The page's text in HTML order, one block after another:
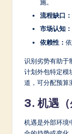
施。
流程缺口：
市场认知：
依赖性：
识别劣势有助于
计划外包特定模
道，可分配预算
3. 机遇（
机遇是外部环境